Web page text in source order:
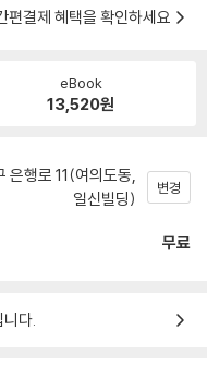
편결제 혜택을 확인하세요
eBook
13,520원
은행로 11(여의도동,
일신빌딩)
변경
무료
다.